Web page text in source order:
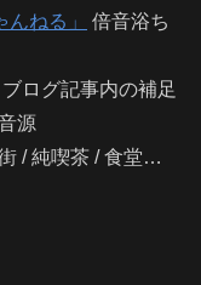
ねる」
倍音浴ち
ブログ記事内の補足
源
/ 純喫茶 / 食堂…